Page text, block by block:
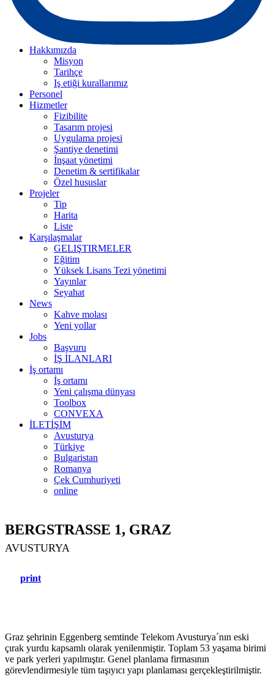
Hakkımızda
Misyon
Tarihçe
Iş etiği kurallarımız
Personel
Hizmetler
Fizibilite
Tasarım projesi
Uygulama projesi
Şantiye denetimi
İnşaat yönetimi
Denetim & sertifikalar
Özel hususlar
Projeler
Tip
Harita
Liste
Karşılaşmalar
GELIŞTIRMELER
Eğitim
Yüksek Lisans Tezi yönetimi
Yayınlar
Seyahat
News
Kahve molası
Yeni yollar
Jobs
Başvuru
İŞ İLANLARI
İş ortamı
İş ortamı
Yeni çalışma dünyası
Toolbox
CONVEXA
İLETİŞİM
Avusturya
Türkiye
Bulgaristan
Romanya
Çek Cumhuriyeti
online
BERGSTRASSE 1, GRAZ
AVUSTURYA
print
Graz şehrinin Eggenberg semtinde Telekom Avusturya´nın eski
çırak yurdu kapsamlı olarak yenilenmiştir. Toplam 53 yaşama birimi
ve park yerleri yapılmıştır. Genel planlama firmasının
görevlendirmesiyle tüm taşıyıcı yapı planlaması gerçekleştirilmiştir.